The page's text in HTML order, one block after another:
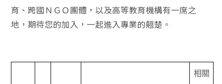
育、跨國ＮＧＯ團體，以及高等教育機構有一席之
地，期待您的加入，一起進入專業的翹楚。
相關